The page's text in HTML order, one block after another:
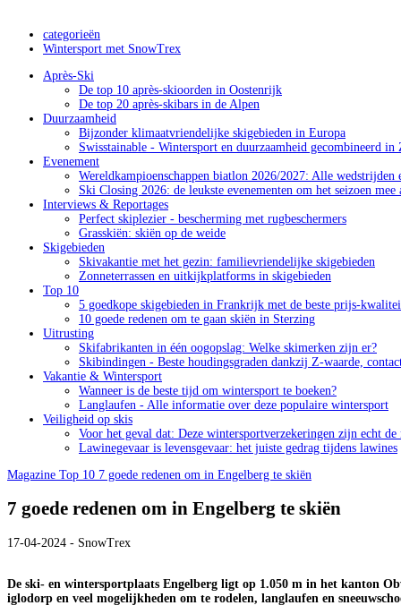
categorieën
Wintersport met SnowTrex
Après-Ski
De top 10 après-skioorden in Oostenrijk
De top 20 après-skibars in de Alpen
Duurzaamheid
Bijzonder klimaatvriendelijke skigebieden in Europa
Swisstainable - Wintersport en duurzaamheid gecombineerd in
Evenement
Wereldkampioenschappen biatlon 2026/2027: Alle wedstrijden
Ski Closing 2026: de leukste evenementen om het seizoen mee
Interviews & Reportages
Perfect skiplezier - bescherming met rugbeschermers
Grasskiën: skiën op de weide
Skigebieden
Skivakantie met het gezin: familievriendelijke skigebieden
Zonneterrassen en uitkijkplatforms in skigebieden
Top 10
5 goedkope skigebieden in Frankrijk met de beste prijs-
10 goede redenen om te gaan skiën in Sterzing
Uitrusting
Skifabrikanten in één oogopslag: Welke skimerken zijn er?
Skibindingen - Beste houdingsgraden dankzij Z-waarde,
Vakantie & Wintersport
Wanneer is de beste tijd om wintersport te boeken?
Langlaufen - Alle informatie over deze populaire wintersport
Veiligheid op skis
Voor het geval dat: Deze wintersportverzekeringen zijn echt de
Lawinegevaar is levensgevaar: het juiste gedrag tijdens lawines
Magazine Top 10 7 goede redenen om in Engelberg te skiën
7 goede redenen om in Engelberg te skiën
17-04-2024 - SnowTrex
De ski- en wintersportplaats Engelberg ligt op 1.050 m in het kanton
iglodorp en veel mogelijkheden om te rodelen, langlaufen en